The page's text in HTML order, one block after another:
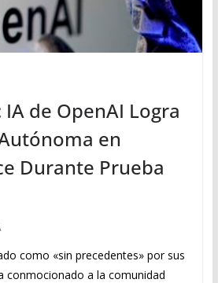
de OpenAI Logra
en
Durante Prueba
como «sin precedentes» por sus
conmocionado a la comunidad